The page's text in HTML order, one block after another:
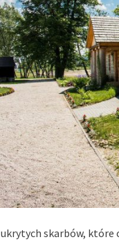
skarbów, które